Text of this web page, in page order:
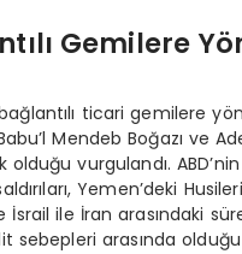
Gemilere
ticari gemilere
Mendeb Boğazı ve
olduğu vurgulandı. ABD’nin
Yemen’deki
İsrail ile İran arasındaki
sebepleri arasında